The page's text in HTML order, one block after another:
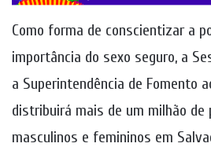
Como forma de conscientizar a
importância do sexo seguro, a
a Superintendência de Fomento
distribuirá mais de um milhão de
masculinos e femininos em